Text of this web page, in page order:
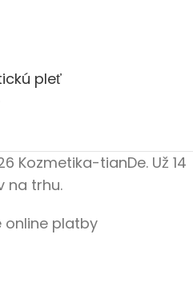
pleť
Kozmetika-tianDe. Už 14
na trhu.
online platby